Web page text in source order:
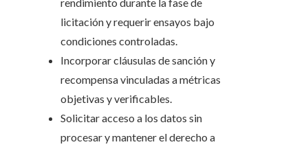
rendimiento durante la fase de
licitación y requerir ensayos bajo
condiciones controladas.
Incorporar cláusulas de sanción y
recompensa vinculadas a métricas
objetivas y verificables.
Solicitar acceso a los datos sin
procesar y mantener el derecho a